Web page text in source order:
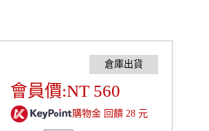
會員價:NT 560
購物金 回饋 28 元